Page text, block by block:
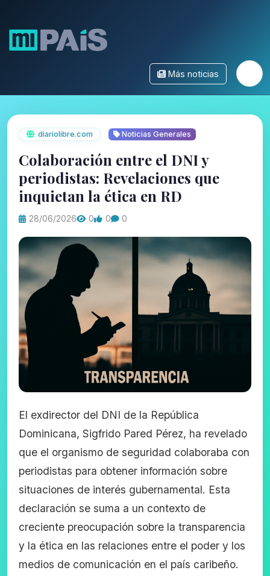
Más noticias
diariolibre.com Noticias Generales
Colaboración entre el DNI y
periodistas: Revelaciones que
inquietan la ética en RD
28/06/2026 0 0 0
El exdirector del DNI de la República
Dominicana, Sigfrido Pared Pérez, ha revelado
que el organismo de seguridad colaboraba con
periodistas para obtener información sobre
situaciones de interés gubernamental. Esta
declaración se suma a un contexto de
creciente preocupación sobre la transparencia
y la ética en las relaciones entre el poder y los
medios de comunicación en el país caribeño.